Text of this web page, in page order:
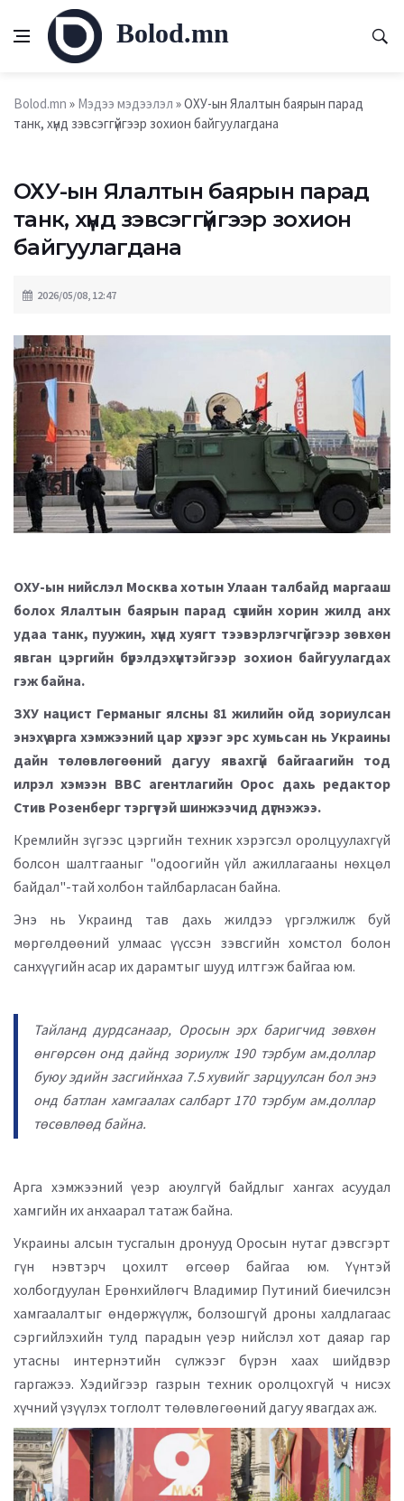
Bolod.mn
Bolod.mn » Мэдээ мэдээлэл » ОХУ-ын Ялалтын баярын парад
танк, хүнд зэвсэггүйгээр зохион байгуулагдана
ОХУ-ын Ялалтын баярын парад
танк, хүнд зэвсэггүйгээр зохион
байгуулагдана
2026/05/08, 12:47
ОХУ-ын нийслэл Москва хотын Улаан талбайд маргааш
болох Ялалтын баярын парад сүүлийн хорин жилд анх
удаа танк, пуужин, хүнд хуягт тээвэрлэгчгүйгээр зөвхөн
явган цэргийн бүрэлдэхүүнтэйгээр зохион байгуулагдах
гэж байна.
ЗХУ нацист Германыг ялсны 81 жилийн ойд зориулсан
энэхүү арга хэмжээний цар хүрээг эрс хумьсан нь Украины
дайн төлөвлөгөөний дагуу явахгүй байгаагийн тод
илрэл хэмээн ВВС агентлагийн Орос дахь редактор
Стив Розенберг тэргүүтэй шинжээчид дүгнэжээ.
Кремлийн зүгээс цэргийн техник хэрэгсэл оролцуулахгүй
болсон шалтгааныг "одоогийн үйл ажиллагааны нөхцөл
байдал"-тай холбон тайлбарласан байна.
Энэ нь Украинд тав дахь жилдээ үргэлжилж буй
мөргөлдөөний улмаас үүссэн зэвсгийн хомстол болон
санхүүгийн асар их дарамтыг шууд илтгэж байгаа юм.
Тайланд дурдсанаар, Оросын эрх баригчид зөвхөн
өнгөрсөн онд дайнд зориулж 190 тэрбум ам.доллар
буюу эдийн засгийнхаа 7.5 хувийг зарцуулсан бол энэ
онд батлан хамгаалах салбарт 170 тэрбум ам.доллар
төсөвлөөд байна.
Арга хэмжээний үеэр аюулгүй байдлыг хангах асуудал
хамгийн их анхаарал татаж байна.
Украины алсын тусгалын дронууд Оросын нутаг дэвсгэрт
гүн нэвтэрч цохилт өгсөөр байгаа юм. Үүнтэй
холбогдуулан Ерөнхийлөгч Владимир Путиний биечилсэн
хамгаалалтыг өндөржүүлж, болзошгүй дроны халдлагаас
сэргийлэхийн тулд парадын үеэр нийслэл хот даяар гар
утасны интернэтийн сүлжээг бүрэн хаах шийдвэр
гаргажээ. Хэдийгээр газрын техник оролцохгүй ч нисэх
хүчний үзүүлэх тоглолт төлөвлөгөөний дагуу явагдах аж.